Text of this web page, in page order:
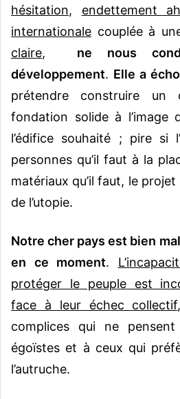
hésitation, endettement
internationale couplée à
claire, ne nous
développement. Elle a
prétendre construire un
fondation solide à l’image
l’édifice souhaité ; pire si
personnes qu’il faut à la
matériaux qu’il faut, le
de l’utopie.
Notre cher pays est bien
en ce moment.
protéger le peuple est
face à leur échec collectif
complices qui ne pensent
égoïstes et à ceux qui
l’autruche.